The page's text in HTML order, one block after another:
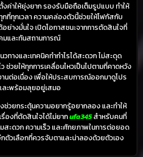
งค่าให้ยุ่งยาก รองรับมือถือเต็มรูปแบบ ทำให้
ที่ทุกเวลา ความคล่องตัวนี้ช่วยให้โฟกัสกับ
อย่างมั่นใจ เปิดโอกาสชนะจากการตัดสินใจที่
มและทันสถานการณ์
ทางและเทคนิคทำกำไรได้สะดวก ไม่สะดุด
วยให้ทุกการเคลื่อนไหวเป็นไปตามที่คาดหวัง
านต่อเนื่อง เพื่อให้ประสบการณ์ออกมาดูโปร
ละพร้อมลุยอยู่เสมอ
วยกระตุ้นความอยากรู้อยากลอง และทำให้
รื่องที่ตัดสินใจได้ไม่ยากufa345สำหรับคนที่
สะดวก ความเร็ว และศักยภาพในการต่อยอด
วเลือกที่ควรจับตาและน่าลองด้วยตัวเอง